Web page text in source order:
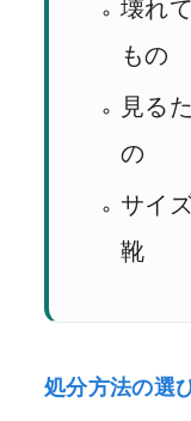
壊れ
もの
見る
の
サイ
靴
処分方法の選